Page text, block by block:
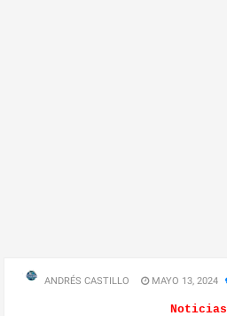
ANDRÉS CASTILLO MAYO 13, 2024
Noticias